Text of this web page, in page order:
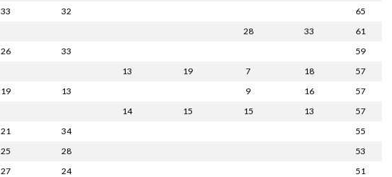
33 32
65
28 33
61
26 33
59
13 19 7 18
57
19 13 9 16
57
14 15 15 13
57
21 34
55
25 28
53
27 24
51